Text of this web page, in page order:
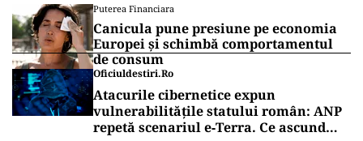
Puterea Financiara
Canicula pune presiune pe economia
Europei și schimbă comportamentul
de consum
Oficiuldestiri.ro
Atacurile cibernetice expun
vulnerabilitățile statului român: ANP
repetă scenariul e‑Terra. Ce ascund